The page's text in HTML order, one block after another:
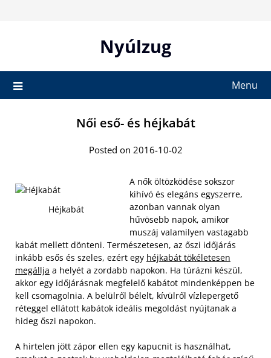
Nyúlzug
Menu
Női eső- és héjkabát
Posted on 2016-10-02
Héjkabát
A nők öltözködése sokszor
kihívó és elegáns egyszerre,
azonban vannak olyan
hűvösebb napok, amikor
muszáj valamilyen vastagabb
kabát mellett dönteni. Természetesen, az őszi időjárás
inkább esős és szeles, ezért egy héjkabát tökéletesen
megállja a helyét a zordabb napokon. Ha túrázni készül,
akkor egy időjárásnak megfelelő kabátot mindenképpen be
kell csomagolnia. A belülről bélelt, kívülről vízlepergető
réteggel ellátott kabátok ideális megoldást nyújtanak a
hideg őszi napokon.
A hirtelen jött zápor ellen egy kapucnit is használhat,